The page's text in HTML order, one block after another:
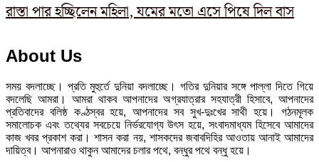
রাস্তা পার হচ্ছিলেন মহিলা, যমের মতো এসে পিষে দিল বাস
About Us
সময় বদলাচ্ছে। প্রতি মুহুর্তে দুনিয়া বদলাচ্ছে। গতির দুনিয়ার সঙ্গে পাল্লা দিতে গিয়ে
বদলেছি আমরা। আমরা থাকব আপনাদের অগ্রযাত্রার সহযাত্রী হিসাবে, আপনাদের
প্রতিবাদের বলিষ্ঠ কণ্ঠস্বর হয়ে, আপনাদের সব সুখ-দুঃখের সাথী হয়ে। গঠনমূলক
সমালোচক এবং তথ্যের সবচেয়ে নির্ভরযোগ্য উ‍ৎস হয়ে, সংবাদমাধ্যম হিসেবে আমাদের
কাজ খবর প্রকাশ করা। শাসন করা নয়, শাসকদের জবাবদিহির আওতায় আনাই আমাদের
দায়িত্ব। আপনারাও থাকুন আমাদের চলার পথে, বন্ধুর পথে বন্ধু হয়ে।